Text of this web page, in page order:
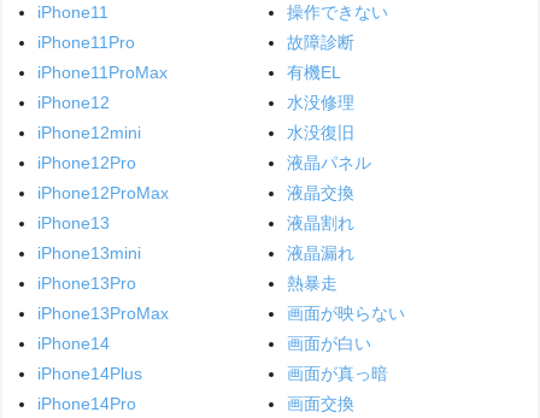
iPhone11
iPhone11Pro
iPhone11ProMax
iPhone12
iPhone12mini
iPhone12Pro
iPhone12ProMax
iPhone13
iPhone13mini
iPhone13Pro
iPhone13ProMax
iPhone14
iPhone14Plus
iPhone14Pro
操作できない
故障診断
有機EL
水没修理
水没復旧
液晶パネル
液晶交換
液晶割れ
液晶漏れ
熱暴走
画面が映らない
画面が白い
画面が真っ暗
画面交換